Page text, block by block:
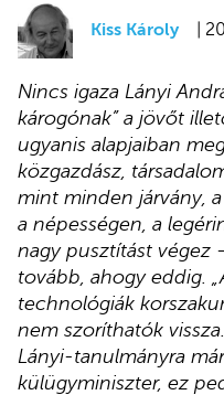
Kiss Károly |
Nincs igaza Lányi
károgónak” a jövőt
ugyanis alapjaiban
közgazdász,
mint minden járvány,
a népességen, a
nagy pusztítást végez
tovább, ahogy eddig.
technológiák
nem szoríthatók
Lányi-tanulmányra
külügyminiszter, ez